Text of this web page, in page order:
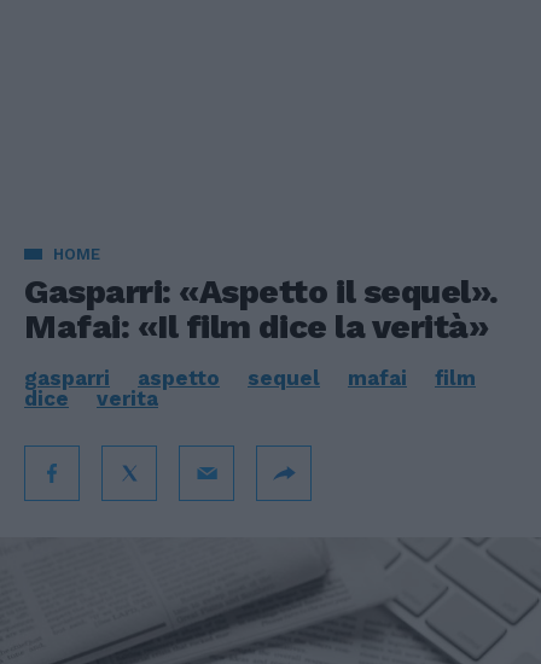
HOME
Gasparri: «Aspetto il sequel».
Mafai: «Il film dice la verità»
gasparri aspetto sequel mafai
film
dice
verita